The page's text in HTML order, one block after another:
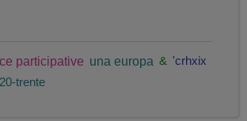
participative una europa & 'crhxix
trente